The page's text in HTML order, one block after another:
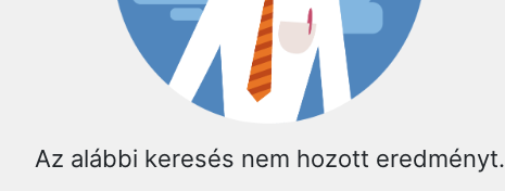
Az alábbi keresés nem hozott eredményt.